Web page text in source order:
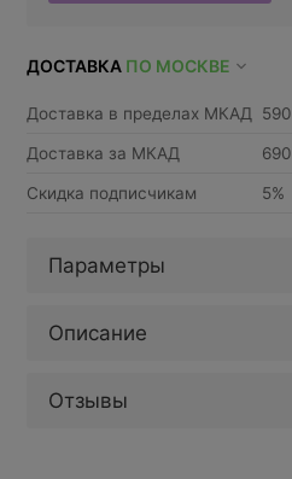
ДОСТАВКА ПО МОСКВЕ
Доставка в пределах МКАД
Доставка за МКАД
Скидка подписчикам 5%
Параметры
Описание
Отзывы